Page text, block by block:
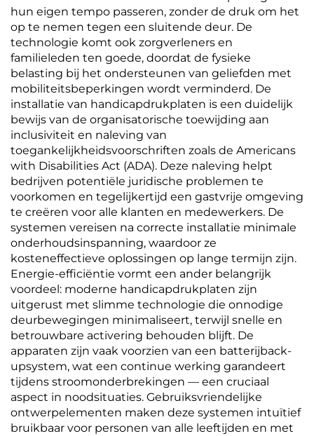
hun eigen tempo passeren, zonder de druk om het
op te nemen tegen een sluitende deur. De
technologie komt ook zorgverleners en
familieleden ten goede, doordat de fysieke
belasting bij het ondersteunen van geliefden met
mobiliteitsbeperkingen wordt verminderd. De
installatie van handicapdrukplaten is een duidelijk
bewijs van de organisatorische toewijding aan
inclusiviteit en naleving van
toegankelijkheidsvoorschriften zoals de Americans
with Disabilities Act (ADA). Deze naleving helpt
bedrijven potentiële juridische problemen te
voorkomen en tegelijkertijd een gastvrije omgeving
te creëren voor alle klanten en medewerkers. De
systemen vereisen na correcte installatie minimale
onderhoudsinspanning, waardoor ze
kosteneffectieve oplossingen op lange termijn zijn.
Energie-efficiëntie vormt een ander belangrijk
voordeel: moderne handicapdrukplaten zijn
uitgerust met slimme technologie die onnodige
deurbewegingen minimaliseert, terwijl snelle en
betrouwbare activering behouden blijft. De
apparaten zijn vaak voorzien van een batterijback-
upsystem, wat een continue werking garandeert
tijdens stroomonderbrekingen — een cruciaal
aspect in noodsituaties. Gebruiksvriendelijke
ontwerpelementen maken deze systemen intuïtief
bruikbaar voor personen van alle leeftijden en met